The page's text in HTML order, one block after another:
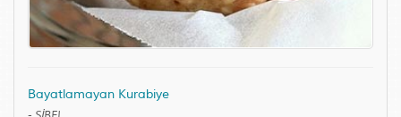
Bayatlamayan Kurabiye